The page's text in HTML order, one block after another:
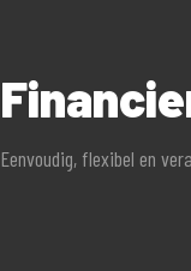
Eenvoudig, flexibel en